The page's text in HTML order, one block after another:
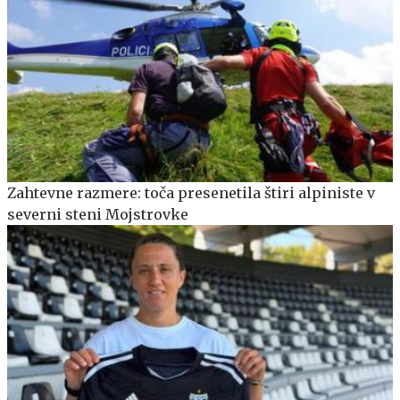
Zahtevne razmere: toča presenetila štiri alpiniste v
severni steni Mojstrovke